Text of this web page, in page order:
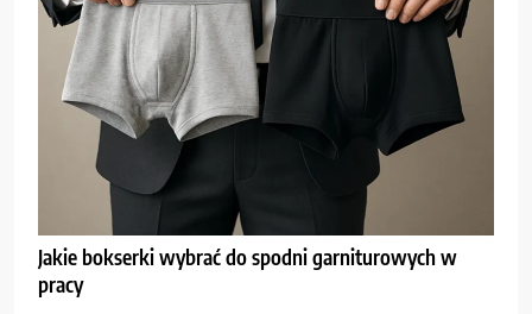
Jakie bokserki wybrać do spodni garniturowych w
pracy